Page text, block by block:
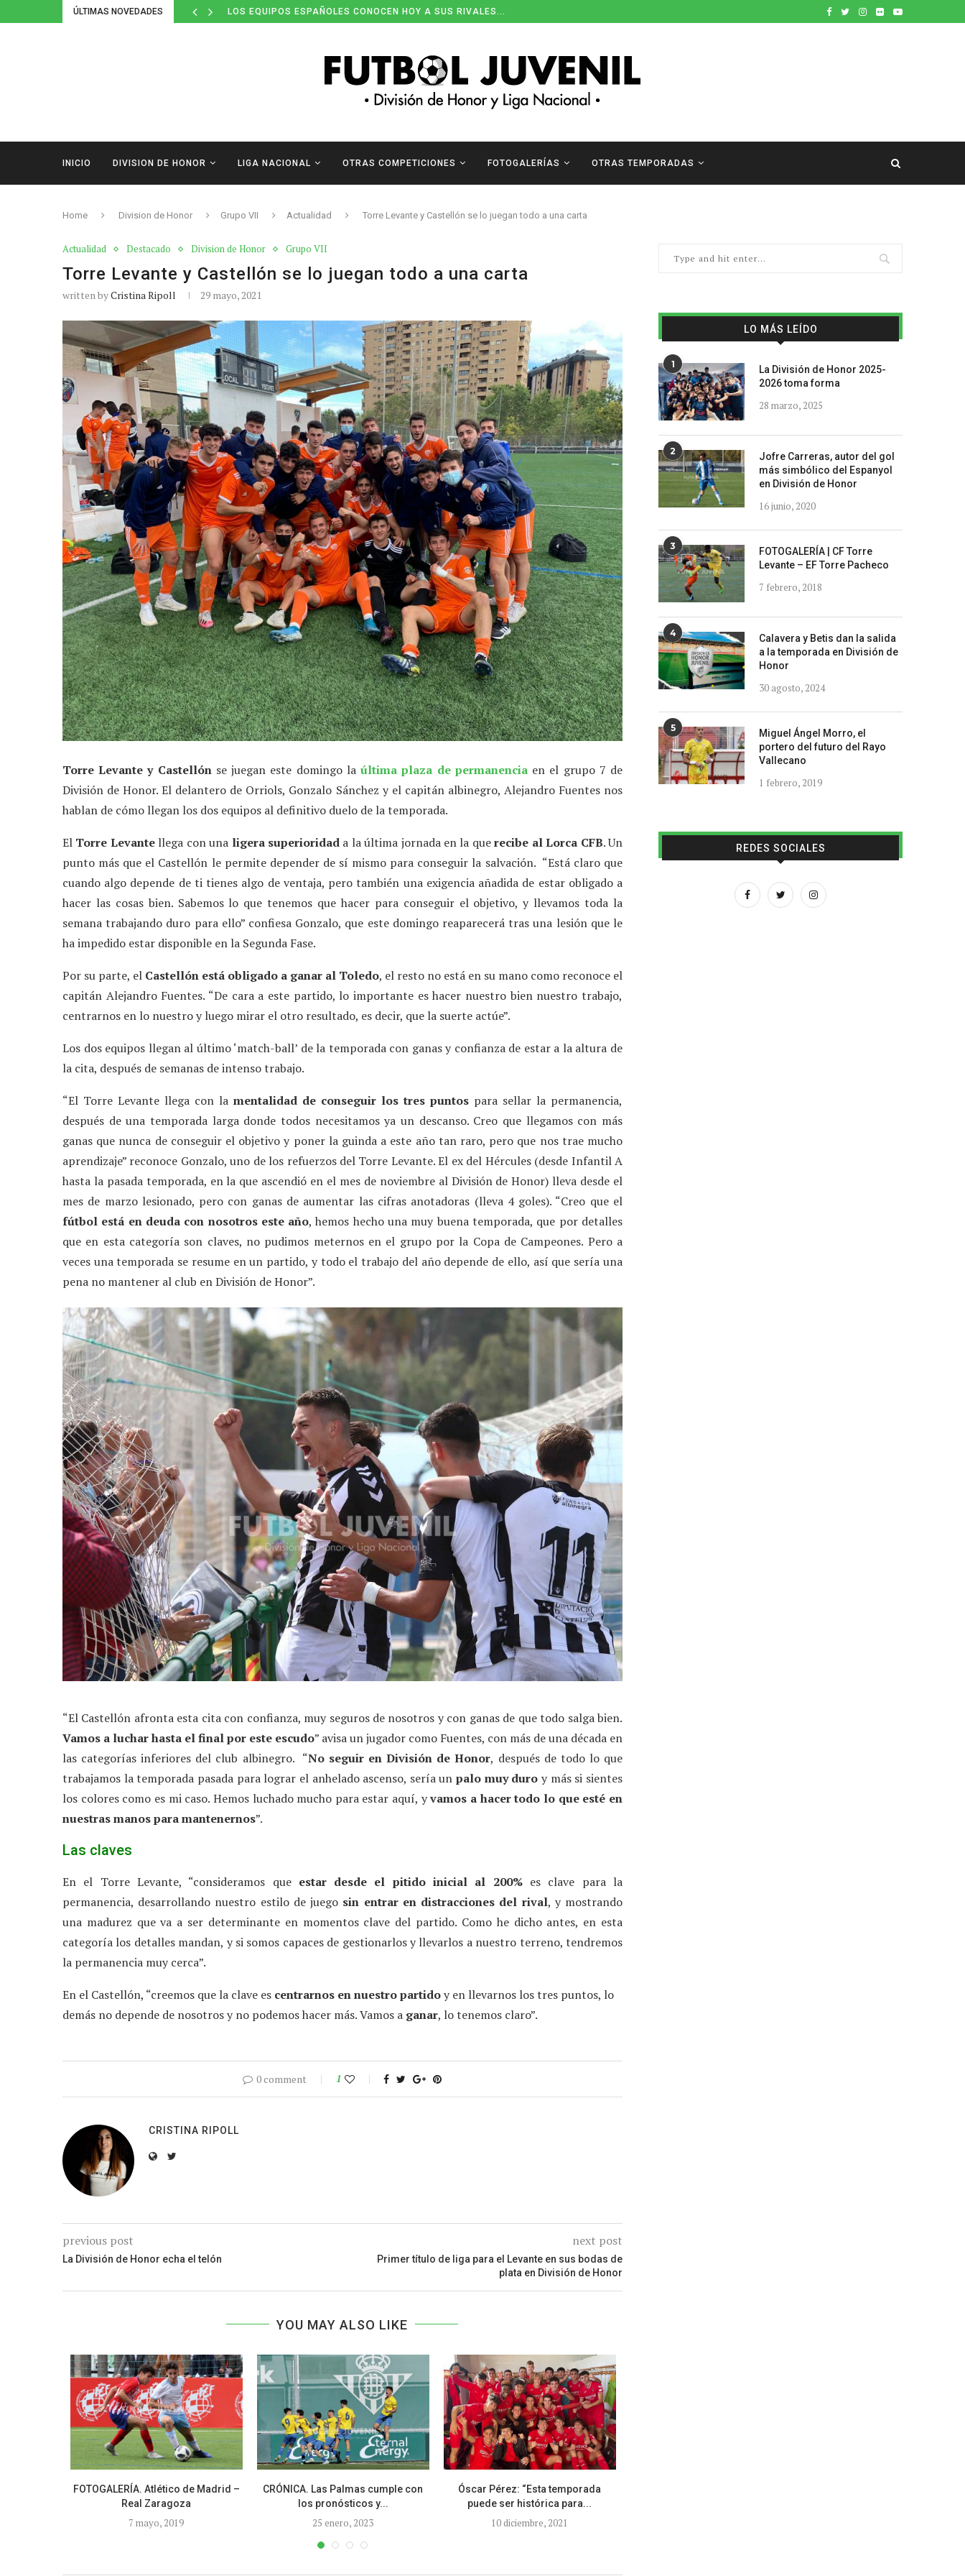
ÚLTIMAS NOVEDADES
LOS EQUIPOS ESPAÑOLES CONOCEN HOY A SUS RIVALES...
INICIO DIVISION DE HONOR LIGA NACIONAL OTRAS COMPETICIONES FOTOGALERÍAS OTRAS TEMPORADAS
Home Division de Honor Grupo VII Actualidad Torre Levante y Castellón se lo juegan todo a una carta
Actualidad Destacado Division de Honor Grupo VII
Torre Levante y Castellón se lo juegan todo a una carta
written byCristina Ripoll 29 mayo, 2021
Torre Levante y Castellónse juegan este domingo laúltima plaza de permanenciaen el grupo 7 de
División de Honor. El delantero de Orriols, Gonzalo Sánchez y el capitán albinegro, Alejandro Fuentes nos
hablan de cómo llegan los dos equipos al definitivo duelo de la temporada.
El Torre Levantellega con una ligera superioridada la última jornada en la querecibe al Lorca CFB. Un
punto más que el Castellón le permite depender de sí mismo para conseguir la salvación. “Está claro que
cuando algo depende de ti tienes algo de ventaja, pero también una exigencia añadida de estar obligado a
hacer las cosas bien. Sabemos lo que tenemos que hacer para conseguir el objetivo, y llevamos toda la
semana trabajando duro para ello” confiesa Gonzalo, que este domingo reaparecerá tras una lesión que le
ha impedido estar disponible en la Segunda Fase.
Por su parte, el Castellón está obligado a ganar al Toledo, el resto no está en su mano como reconoce el
capitán Alejandro Fuentes. “De cara a este partido, lo importante es hacer nuestro bien nuestro trabajo,
centrarnos en lo nuestro y luego mirar el otro resultado, es decir, que la suerte actúe”.
Los dos equipos llegan al último ‘match-ball’ de la temporada con ganas y confianza de estar a la altura de
la cita, después de semanas de intenso trabajo.
“El Torre Levante llega con la mentalidad de conseguir los tres puntos para sellar la permanencia,
después de una temporada larga donde todos necesitamos ya un descanso. Creo que llegamos con más
ganas que nunca de conseguir el objetivo y poner la guinda a este año tan raro, pero que nos trae mucho
aprendizaje” reconoce Gonzalo, uno de los refuerzos del Torre Levante. El ex del Hércules (desde Infantil A
hasta la pasada temporada, en la que ascendió en el mes de noviembre al División de Honor) lleva desde el
mes de marzo lesionado, pero con ganas de aumentar las cifras anotadoras (lleva 4 goles). “Creo que el
fútbol está en deuda con nosotros este año, hemos hecho una muy buena temporada, que por detalles
que en esta categoría son claves, no pudimos meternos en el grupo por la Copa de Campeones. Pero a
veces una temporada se resume en un partido, y todo el trabajo del año depende de ello, así que sería una
pena no mantener al club en División de Honor”.
“El Castellón afronta esta cita con confianza, muy seguros de nosotros y con ganas de que todo salga bien.
Vamos a luchar hasta el final por este escudo” avisa un jugador como Fuentes, con más de una década en
las categorías inferiores del club albinegro. “No seguir en División de Honor, después de todo lo que
trabajamos la temporada pasada para lograr el anhelado ascenso, sería unpalo muy duro y más si sientes
los colores como es mi caso. Hemos luchado mucho para estar aquí, yvamos a hacer todo lo que esté en
nuestras manos para mantenernos”.
Las claves
En el Torre Levante, “consideramos queestar desde el pitido inicial al 200%es clave para la
permanencia, desarrollando nuestro estilo de juego sin entrar en distracciones del rival, y mostrando
una madurez que va a ser determinante en momentos clave del partido. Como he dicho antes, en esta
categoría los detalles mandan, y si somos capaces de gestionarlos y llevarlos a nuestro terreno, tendremos
la permanencia muy cerca”.
En el Castellón, “creemos que la clave es centrarnos en nuestro partidoy en llevarnos los tres puntos, lo
demás no depende de nosotros y no podemos hacer más. Vamos a ganar, lo tenemos claro”.
0 comment 1
CRISTINA RIPOLL
previous post
La División de Honor echa el telón
next post
Primer título de liga para el Levante en sus bodas de
plata en División de Honor
YOU MAY ALSO LIKE
FOTOGALERÍA. Atlético de Madrid –
Real Zaragoza
7 mayo, 2019
CRÓNICA. Las Palmas cumple con
los pronósticos y...
25 enero, 2023
Óscar Pérez: “Esta temporada
puede ser histórica para...
10 diciembre, 2021
LO MÁS LEÍDO
1
La División de Honor 2025-
2026 toma forma
28 marzo, 2025
2
Jofre Carreras, autor del gol
más simbólico del Espanyol
en División de Honor
16 junio, 2020
3
FOTOGALERÍA | CF Torre
Levante – EF Torre Pacheco
7 febrero, 2018
4
Calavera y Betis dan la salida
a la temporada en División de
Honor
30 agosto, 2024
5
Miguel Ángel Morro, el
portero del futuro del Rayo
Vallecano
1 febrero, 2019
REDES SOCIALES